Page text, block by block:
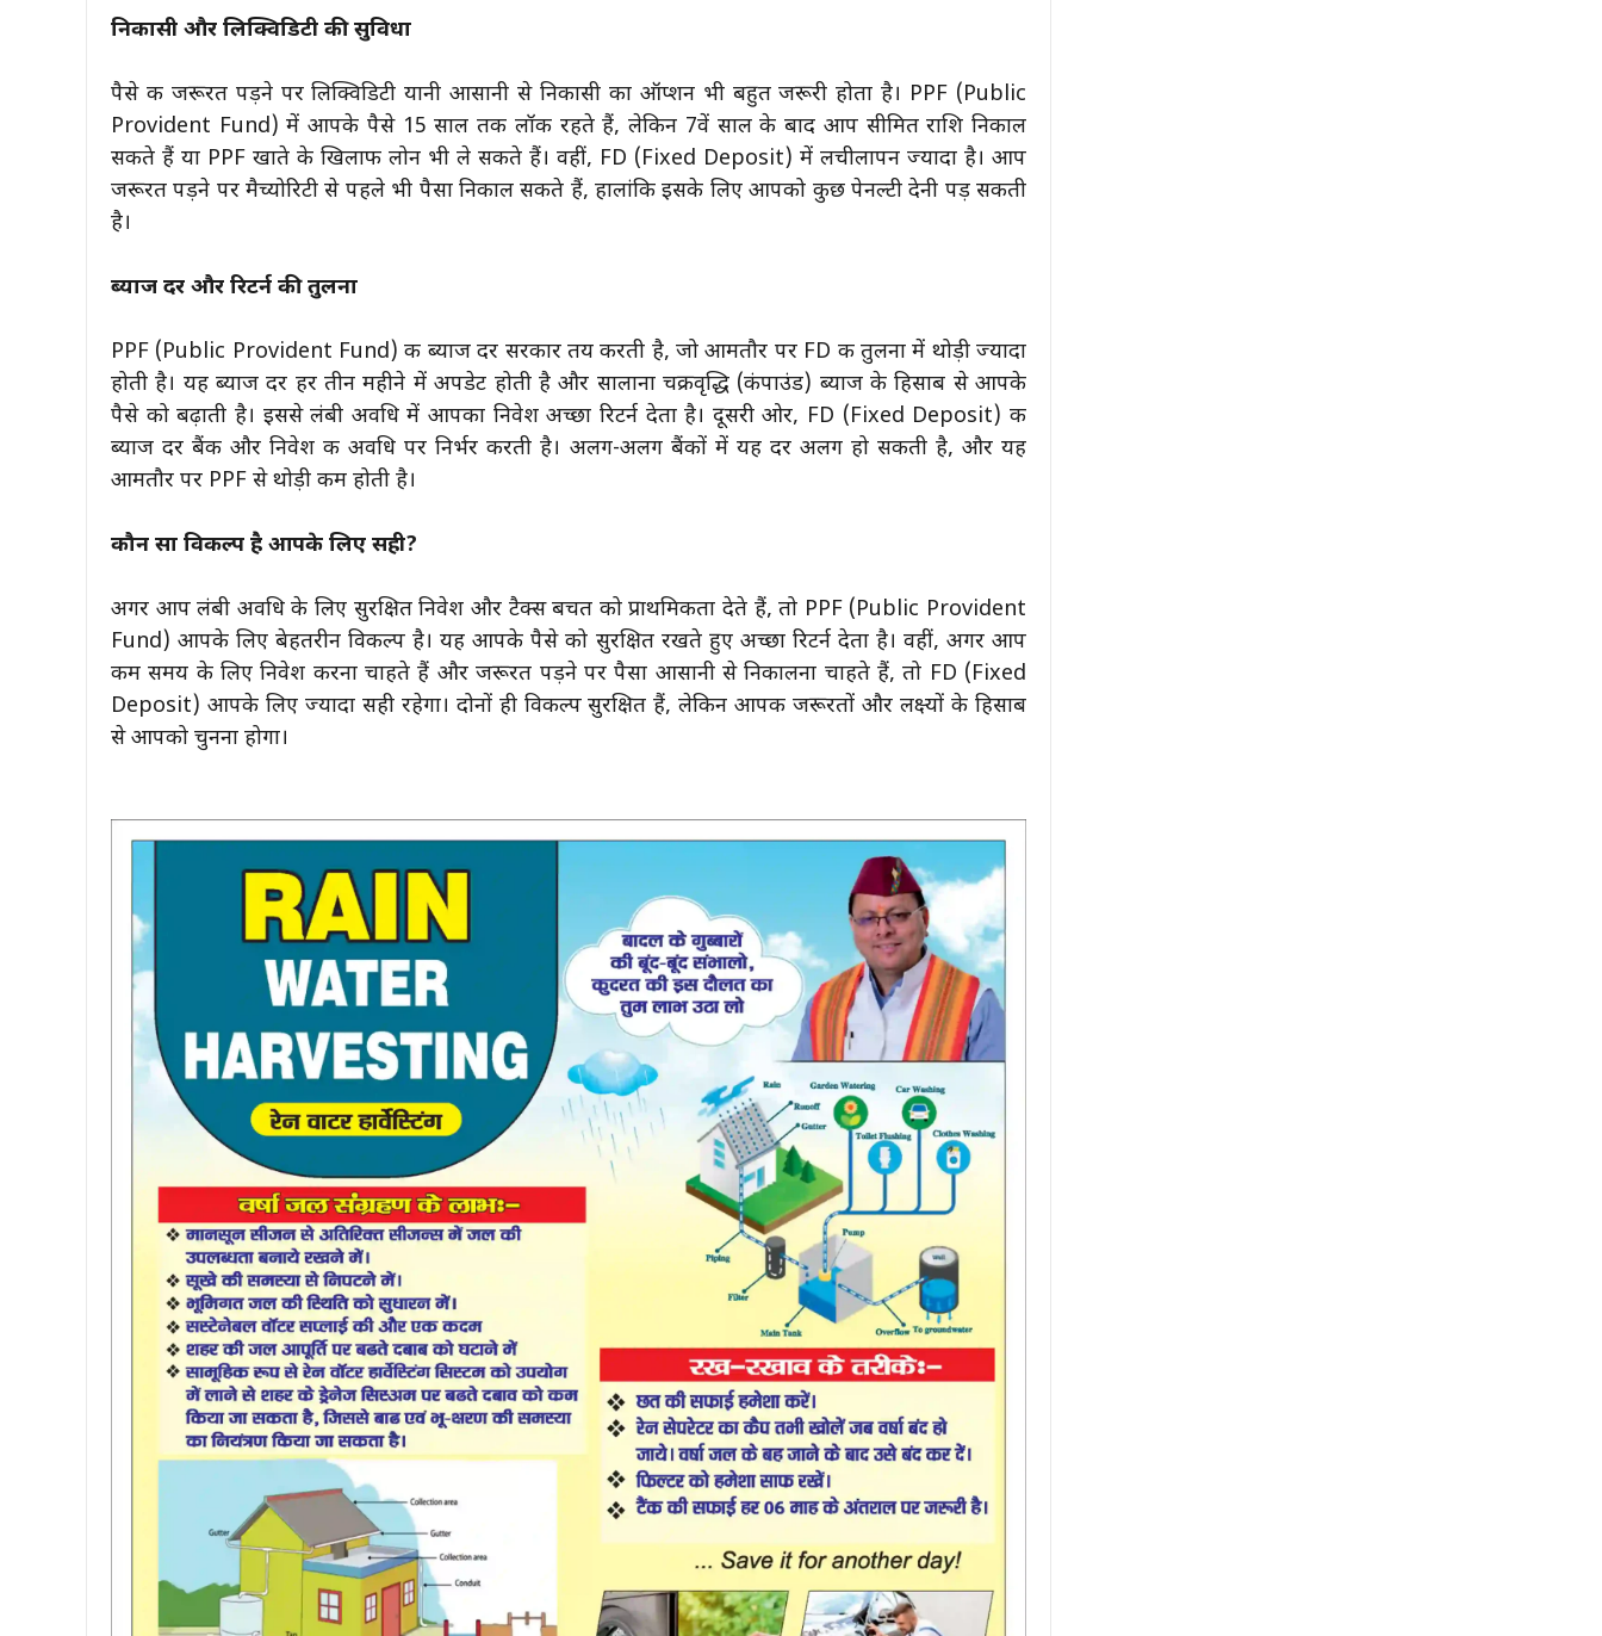
निकासी और लिक्विडिटी की सुविधा
पैसे की जरूरत पड़ने पर लिक्विडिटी यानी आसानी से निकासी का ऑप्शन भी बहुत जरूरी होता है। PPF (Public
Provident Fund) में आपके पैसे 15 साल तक लॉक रहते हैं, लेकिन 7वें साल के बाद आप सीमित राशि निकाल
सकते हैं या PPF खाते के खिलाफ लोन भी ले सकते हैं। वहीं, FD (Fixed Deposit) में लचीलापन ज्यादा है। आप
जरूरत पड़ने पर मैच्योरिटी से पहले भी पैसा निकाल सकते हैं, हालांकि इसके लिए आपको कुछ पेनल्टी देनी पड़ सकती
है।
ब्याज दर और रिटर्न की तुलना
PPF (Public Provident Fund) की ब्याज दर सरकार तय करती है, जो आमतौर पर FD की तुलना में थोड़ी ज्यादा
होती है। यह ब्याज दर हर तीन महीने में अपडेट होती है और सालाना चक्रवृद्धि (कंपाउंड) ब्याज के हिसाब से आपके
पैसे को बढ़ाती है। इससे लंबी अवधि में आपका निवेश अच्छा रिटर्न देता है। दूसरी ओर, FD (Fixed Deposit) की
ब्याज दर बैंक और निवेश की अवधि पर निर्भर करती है। अलग-अलग बैंकों में यह दर अलग हो सकती है, और यह
आमतौर पर PPF से थोड़ी कम होती है।
कौन सा विकल्प है आपके लिए सही?
अगर आप लंबी अवधि के लिए सुरक्षित निवेश और टैक्स बचत को प्राथमिकता देते हैं, तो PPF (Public Provident
Fund) आपके लिए बेहतरीन विकल्प है। यह आपके पैसे को सुरक्षित रखते हुए अच्छा रिटर्न देता है। वहीं, अगर आप
कम समय के लिए निवेश करना चाहते हैं और जरूरत पड़ने पर पैसा आसानी से निकालना चाहते हैं, तो FD (Fixed
Deposit) आपके लिए ज्यादा सही रहेगा। दोनों ही विकल्प सुरक्षित हैं, लेकिन आपकी जरूरतों और लक्ष्यों के हिसाब
से आपको चुनना होगा।